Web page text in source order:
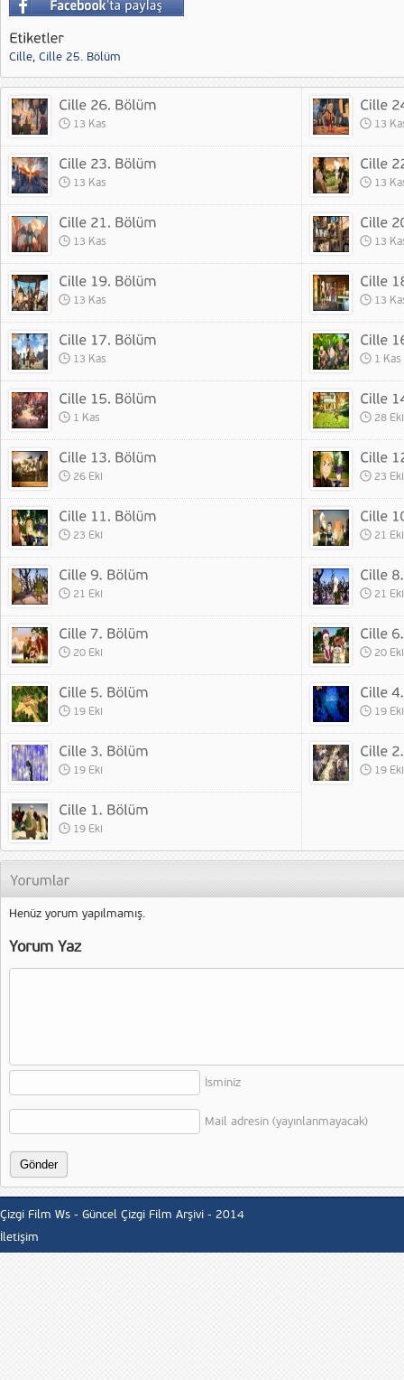
Cille, Cille 25. Bölüm
13 Kas 13
13 Kas 13
13 Kas 13
13 Kas 13
13 Kas 1 Kas
1 Kas 28 Eki
26 Eki 23 Eki
23 Eki 21 Eki
21 Eki 21 Eki
20 Eki 20 Eki
19 Eki 19 Eki
19 Eki 19 Eki
19 Eki
Henüz yorum yapılmamış.
Yorum Yaz
İsminiz
Mail adresin (yayınlanmayacak)
Çizgi Film Ws - Güncel Çizgi Film Arşivi - 2014
İletişim